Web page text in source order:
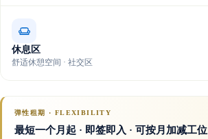
休息区
舒适休憩空间 · 社交区
弹性租期 · FLEXIBILITY
最短一个月起 · 即签即入 · 可按月加减工位